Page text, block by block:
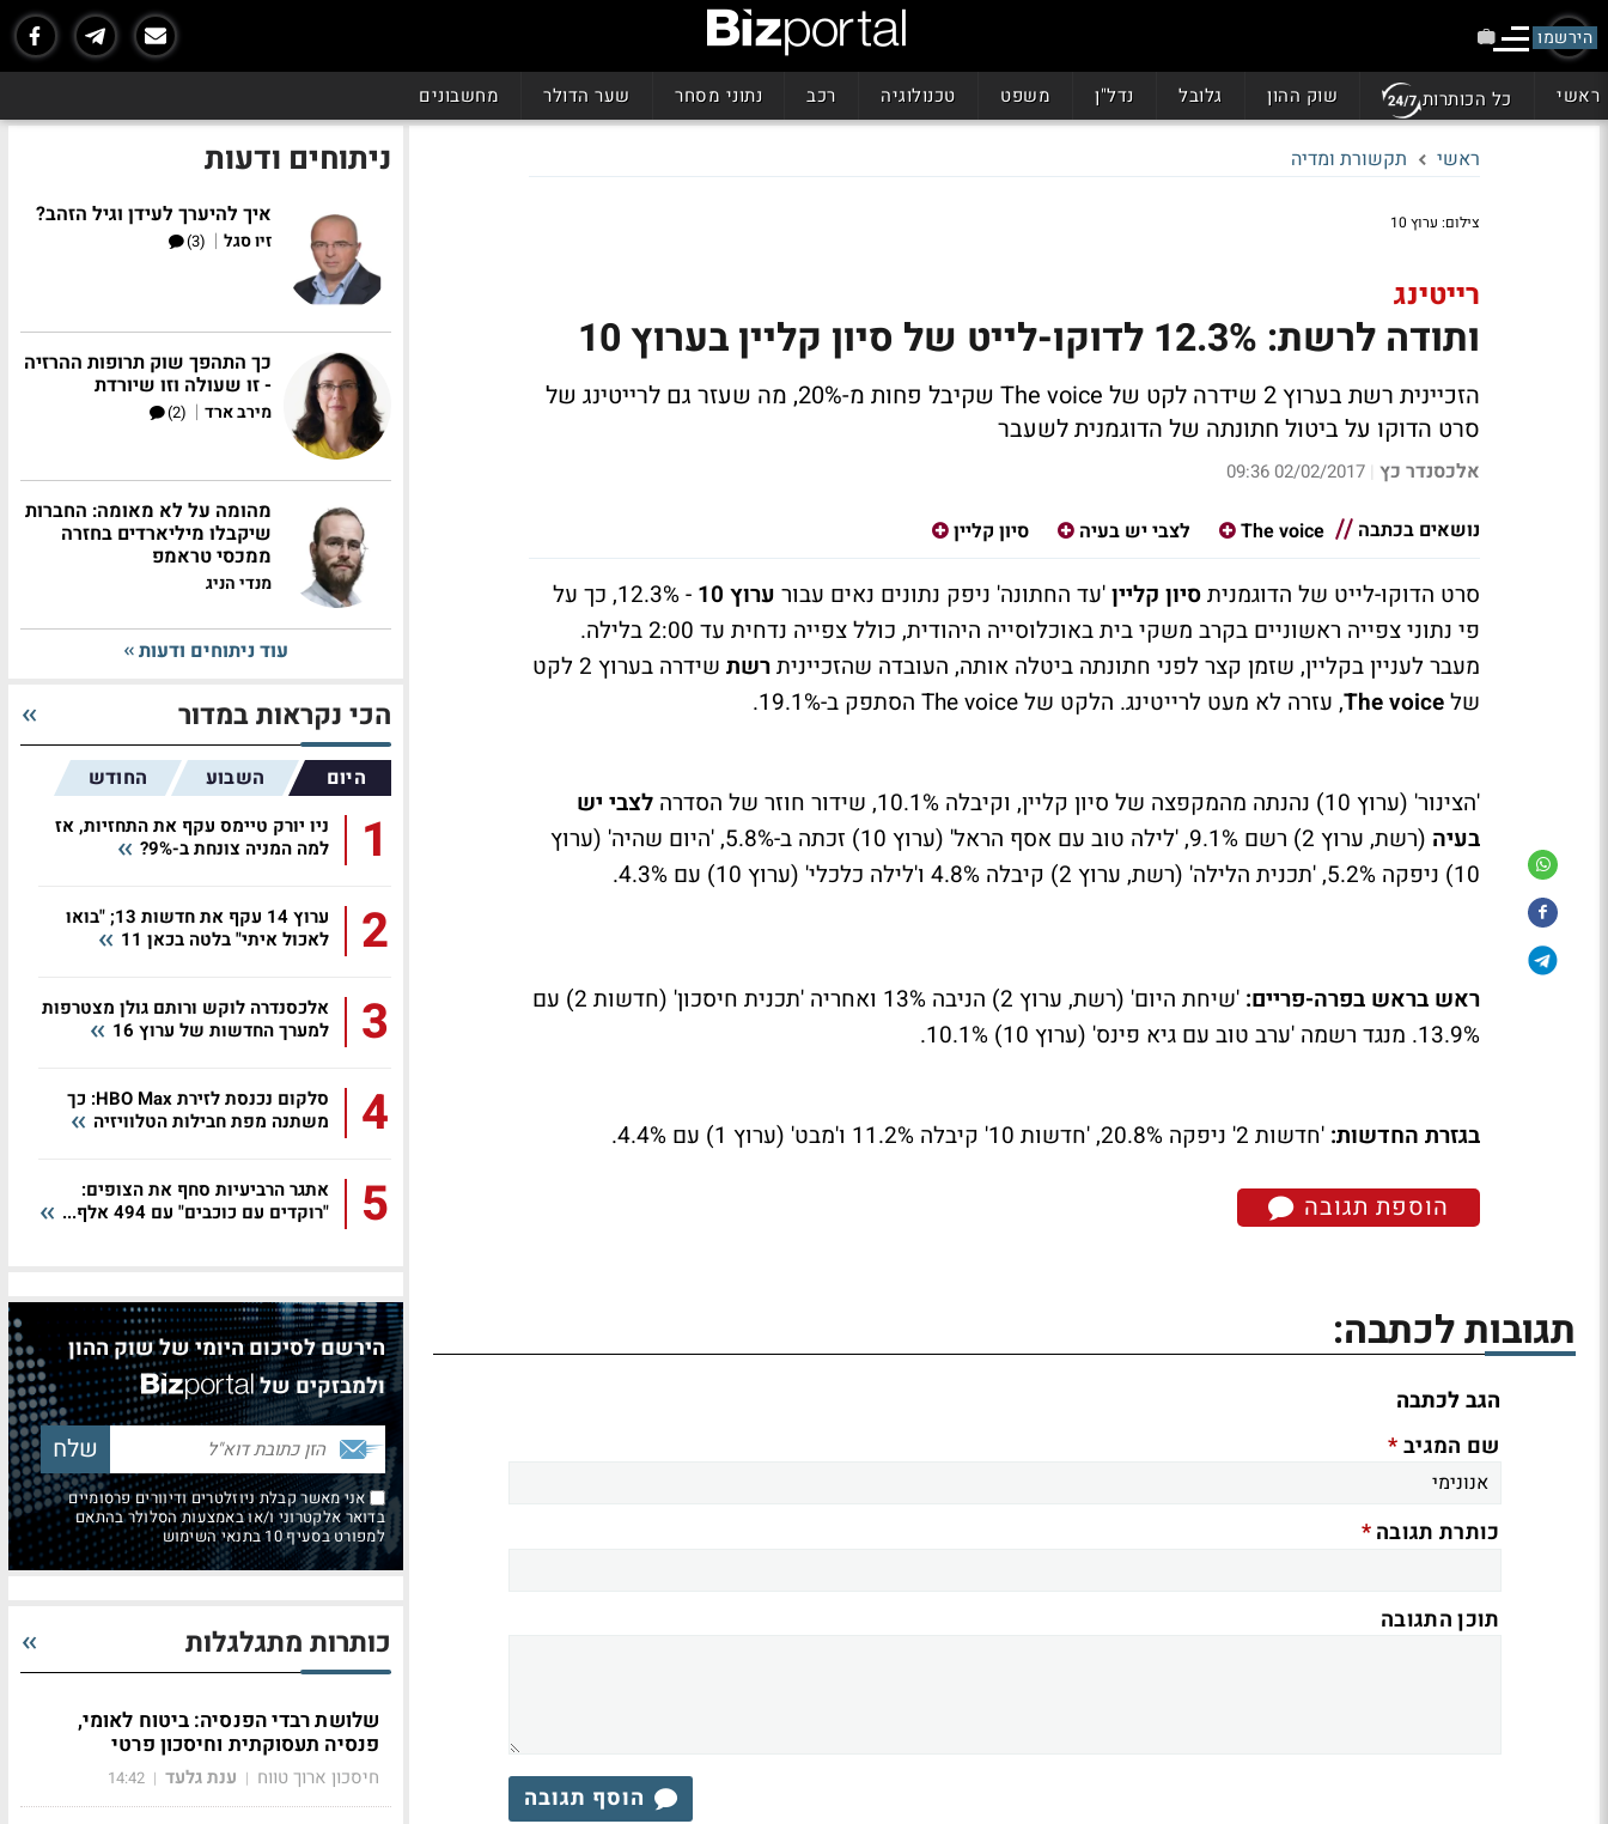
הירשמו
ראשי כל הכותרות שוק ההון גלובל נדל"ן משפט טכנולוגיה רכב נתוני מסחר שער הדולר מחשבונים
ראשי תקשורת ומדיה
צילום: ערוץ 10
רייטינג
ותודה לרשת: 12.3% לדוקו-לייט של סיון קליין בערוץ 10
הזכיינית רשת בערוץ 2 שידרה לקט של The voice שקיבל פחות מ-20%, מה שעזר גם לרייטינג של
סרט הדוקו על ביטול חתונתה של הדוגמנית לשעבר
אלכסנדר כץ |
02/02/2017 09:36
נושאים בכתבה The voice לצבי יש בעיה סיון קליין
סרט הדוקו-לייט של הדוגמניתסיון קליין'עד החתונה' ניפק נתונים נאים עבור ערוץ 10
- 12.3%, כך על
פי נתוני צפייה ראשוניים בקרב משקי בית באוכלוסייה היהודית, כולל צפייה נדחית עד 2:00 בלילה.
מעבר לעניין בקליין, שזמן קצר לפני חתונתה ביטלה אותה, העובדה שהזכייניתרשת
שידרה בערוץ 2 לקט
שלThe voice, עזרה לא מעט לרייטינג. הלקט שלThe voice הסתפק ב-19.1%.
'הצינור' (ערוץ 10) נהנתה מהמקפצה של סיון קליין, וקיבלה 10.1%, שידור חוזר של הסדרה
לצבי יש
בעיה
(רשת, ערוץ 2) רשם 9.1%, 'לילה טוב עם אסף הראל' (ערוץ 10) זכתה ב-5.8%, 'היום שהיה' (ערוץ
10) ניפקה 5.2%, 'תכנית הלילה' (רשת, ערוץ 2) קיבלה 4.8% ו'לילה כלכלי' (ערוץ 10) עם 4.3%.
ראש בראש בפרה-פריים:
'שיחת היום' (רשת, ערוץ 2) הניבה 13% ואחריה 'תכנית חיסכון' (חדשות 2) עם
13.9%. מנגד רשמה 'ערב טוב עם גיא פינס' (ערוץ 10) 10.1%.
בגזרת החדשות: 'חדשות 2' ניפקה 20.8%, 'חדשות 10' קיבלה 11.2% ו'מבט' (ערוץ 1) עם 4.4%.
הוספת תגובה
תגובות לכתבה:
הגב לכתבה
שם המגיב*
כותרת תגובה*
תוכן התגובה
הוסף תגובה
ניתוחים ודעות
איך להיערך לעידן וגיל הזהב?
זיו סגל |
(3)
כך התהפך שוק תרופות ההרזיה
- זו שעולה וזו שיורדת
מירב ארד |
(2)
מהומה על לא מאומה: החברות
שיקבלו מיליארדים בחזרה
ממכסי טראמפ
מנדי הניג
עוד ניתוחים ודעות
הכי נקראות במדור
היום השבוע החודש
1
ניו יורק טיימס עקף את התחזיות, אז
למה המניה צונחת ב-9%?
2
ערוץ 14 עקף את חדשות 13; "בואו
לאכול איתי" בלטה בכאן 11
3
אלכסנדרה לוקש ורותם גולן מצטרפות
למערך החדשות של ערוץ 16
4
סלקום נכנסת לזירת HBO Max: כך
משתנה מפת חבילות הטלוויזיה
5
אתגר הרביעיות סחף את הצופים:
"רוקדים עם כוכבים" עם 494 אלף...
הירשם לסיכום היומי של שוק ההון
ולמבזקים של
אני מאשר קבלת ניוזלטרים ודיוורים פרסומיים
בדואר אלקטרוני ו/או באמצעות הסלולר בהתאם
למפורט בסעיף 10 בתנאי השימוש
כותרות מתגלגלות
שלושת רבדי הפנסיה: ביטוח לאומי,
פנסיה תעסוקתית וחיסכון פרטי
חיסכון ארוך טווח | ענת גלעד |
14:42